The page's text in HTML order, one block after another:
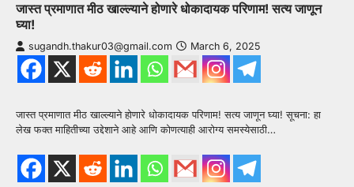
जास्त प्रमाणात मीठ खाल्ल्याने होणारे धोकादायक परिणाम! सत्य जाणून
घ्या!
sugandh.thakur03@gmail.com March 6, 2025
जास्त प्रमाणात मीठ खाल्ल्याने होणारे धोकादायक परिणाम! सत्य जाणून घ्या! सूचना: हा
लेख फक्त माहितीच्या उद्देशाने आहे आणि कोणत्याही आरोग्य समस्येसाठी…